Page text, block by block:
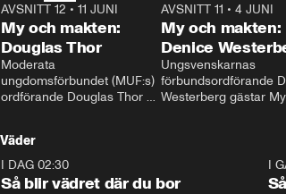
26:27
AVSNITT 12 • 11 JUNI
My och makten:
Douglas Thor
Moderata
ungdomsförbundet (MUF:s)
ordförande Douglas Thor
tonårsutvisningarna och hur
Moderaterna ska locka
väljare till valet i höst.
AVSNITT 11 •4 JUNI
My och makten:
Denice
Ungsvenskarnas
förbundsordförande
Westerberg gästar
Väder
I DAG 02:30
Så blir vädret där du bor
I